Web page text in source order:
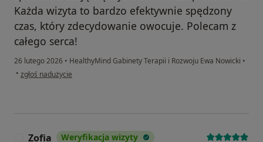
Każda wizyta to bardzo efektywnie spędzony
czas, który zdecydowanie owocuje. Polecam z
całego serca!
26 lutego 2026 • HealthyMind Gabinety Terapii i Rozwoju Ewa Nowicki •
• w opinii użytkownika Julia
zgłoś nadużycie
Zofia Weryfikacja wizyty